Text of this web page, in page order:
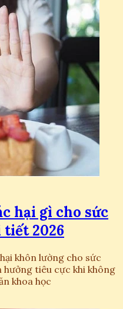
hại gì cho sức
2026
khôn lường cho sức
hưởng tiêu cực khi không
khoa học